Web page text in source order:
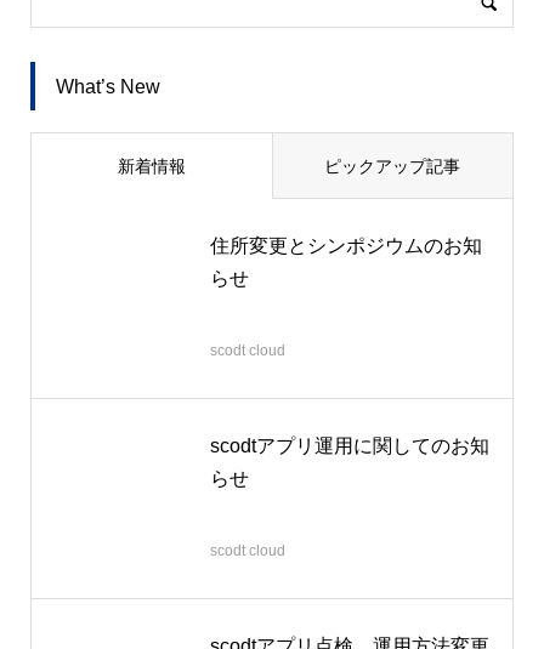
What’s New
新着情報 ピックアップ記事
住所変更とシンポジウムのお知
らせ
scodt cloud
scodtアプリ運用に関してのお知
らせ
scodt cloud